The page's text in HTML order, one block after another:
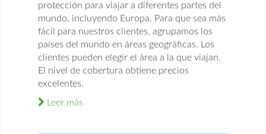
protección para viajar a diferentes partes del
mundo, incluyendo Europa. Para que sea más
fácil para nuestros clientes, agrupamos los
países del mundo en áreas geográficas. Los
clientes pueden elegir el área a la que viajan.
El nivel de cobertura obtiene precios
excelentes.
Leer más